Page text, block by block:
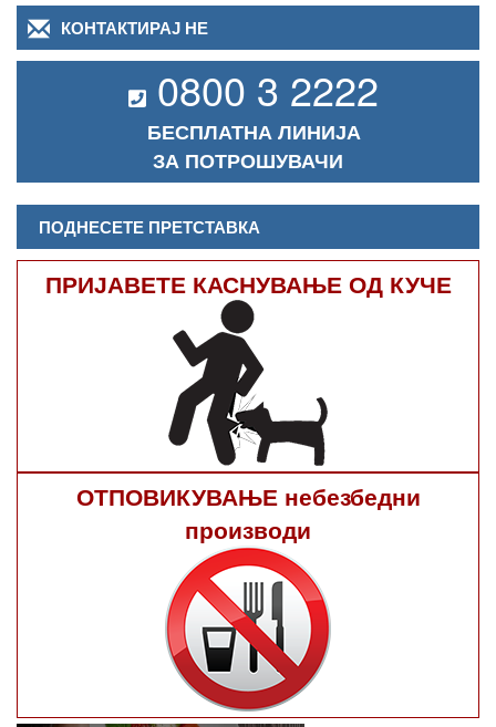
КОНТАКТИРАЈ НЕ
0800 3 2222
БЕСПЛАТНА ЛИНИЈА
ЗА ПОТРОШУВАЧИ
ПОДНЕСЕТЕ ПРЕТСТАВКА
ПРИЈАВЕТЕ КАСНУВАЊЕ ОД КУЧЕ
ОТПОВИКУВАЊЕ небезбедни
производи